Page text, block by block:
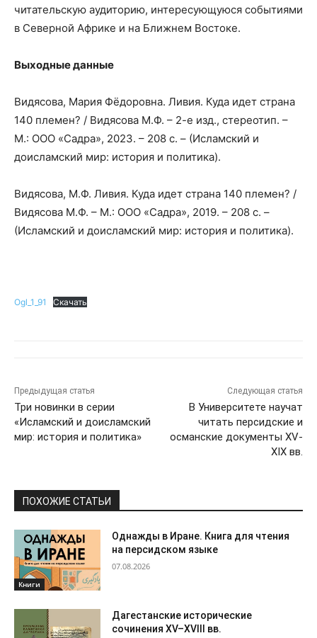
читательскую аудиторию, интересующуюся событиями
в Северной Африке и на Ближнем Востоке.
Выходные данные
Видясова, Мария Фёдоровна. Ливия. Куда идет страна
140 племен? / Видясова М.Ф. – 2-е изд., стереотип. –
М.: ООО «Садра», 2023. – 208 с. – (Исламский и
доисламский мир: история и политика).
Видясова, М.Ф. Ливия. Куда идет страна 140 племен? /
Видясова М.Ф. – М.: ООО «Садра», 2019. – 208 с. –
(Исламский и доисламский мир: история и политика).
Ogl_1_91 Скачать
Предыдущая статья
Три новинки в серии
«Исламский и доисламский
мир: история и политика»
Следующая статья
В Университете научат
читать персидские и
османские документы XV-
XIX вв.
ПОХОЖИЕ СТАТЬИ
Книги
Однажды в Иране. Книга для чтения
на персидском языке
07.08.2026
Дагестанские исторические
сочинения XV–XVIII вв.